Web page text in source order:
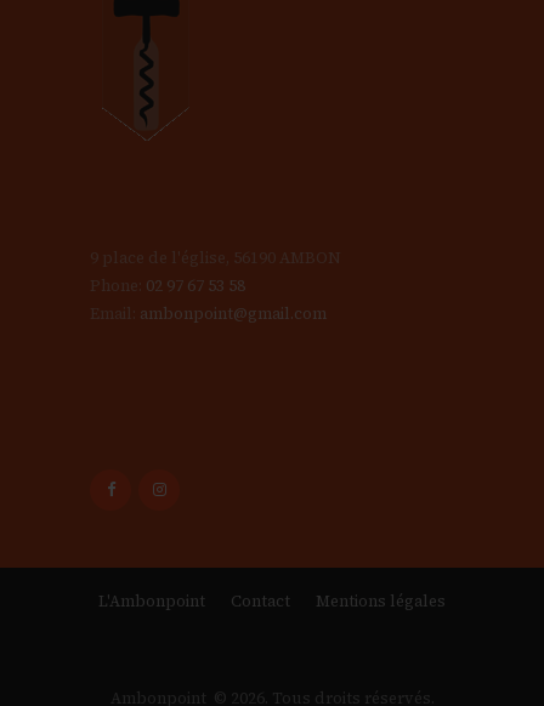
9 place de l'église, 56190 AMBON
Phone: 02 97 67 53 58
Email: ambonpoint@gmail.com
L'Ambonpoint Contact Mentions légales
Ambonpoint © 2026. Tous droits réservés.